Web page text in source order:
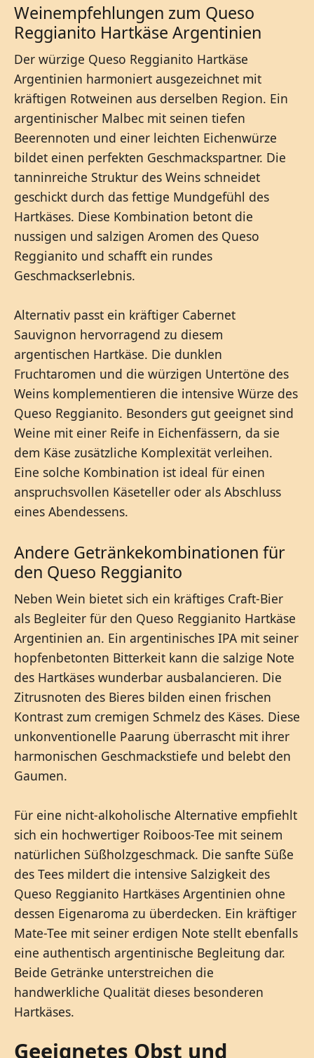
Weinempfehlungen zum Queso
Reggianito Hartkäse Argentinien
Der würzige Queso Reggianito Hartkäse
Argentinien harmoniert ausgezeichnet mit
kräftigen Rotweinen aus derselben Region. Ein
argentinischer Malbec mit seinen tiefen
Beerennoten und einer leichten Eichenwürze
bildet einen perfekten Geschmackspartner. Die
tanninreiche Struktur des Weins schneidet
geschickt durch das fettige Mundgefühl des
Hartkäses. Diese Kombination betont die
nussigen und salzigen Aromen des Queso
Reggianito und schafft ein rundes
Geschmackserlebnis.
Alternativ passt ein kräftiger Cabernet
Sauvignon hervorragend zu diesem
argentischen Hartkäse. Die dunklen
Fruchtaromen und die würzigen Untertöne des
Weins komplementieren die intensive Würze des
Queso Reggianito. Besonders gut geeignet sind
Weine mit einer Reife in Eichenfässern, da sie
dem Käse zusätzliche Komplexität verleihen.
Eine solche Kombination ist ideal für einen
anspruchsvollen Käseteller oder als Abschluss
eines Abendessens.
Andere Getränkekombinationen für
den Queso Reggianito
Neben Wein bietet sich ein kräftiges Craft-Bier
als Begleiter für den Queso Reggianito Hartkäse
Argentinien an. Ein argentinisches IPA mit seiner
hopfenbetonten Bitterkeit kann die salzige Note
des Hartkäses wunderbar ausbalancieren. Die
Zitrusnoten des Bieres bilden einen frischen
Kontrast zum cremigen Schmelz des Käses. Diese
unkonventionelle Paarung überrascht mit ihrer
harmonischen Geschmackstiefe und belebt den
Gaumen.
Für eine nicht-alkoholische Alternative empfiehlt
sich ein hochwertiger Roiboos-Tee mit seinem
natürlichen Süßholzgeschmack. Die sanfte Süße
des Tees mildert die intensive Salzigkeit des
Queso Reggianito Hartkäses Argentinien ohne
dessen Eigenaroma zu überdecken. Ein kräftiger
Mate-Tee mit seiner erdigen Note stellt ebenfalls
eine authentisch argentinische Begleitung dar.
Beide Getränke unterstreichen die
handwerkliche Qualität dieses besonderen
Hartkäses.
Geeignetes Obst und